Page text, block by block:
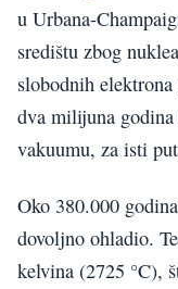
u Urbana-
središtu zbog
slobodnih
dva milijuna
vakuumu, za isti
Oko 380.000
dovoljno ohladio.
kelvina (2725 °C),